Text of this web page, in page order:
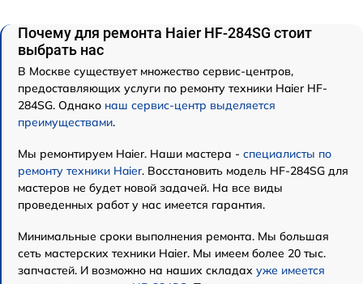
Почему для ремонта Haier HF-284SG стоит
выбрать нас
В Москве существует множество сервис-центров,
предоставляющих услуги по ремонту техники Haier HF-
284SG. Однако наш сервис-центр выделяется
преимуществами.
Мы ремонтируем Haier. Наши мастера - специалисты по
ремонту техники Haier. Восстановить модель HF-284SG для
мастеров не будет новой задачей. На все виды
проведенных работ у нас имеется гарантия.
Минимальные сроки выполнения ремонта. Мы большая
сеть мастерских техники Haier. Мы имеем более 20 тыс.
запчастей. И возможно на наших складах уже имеется